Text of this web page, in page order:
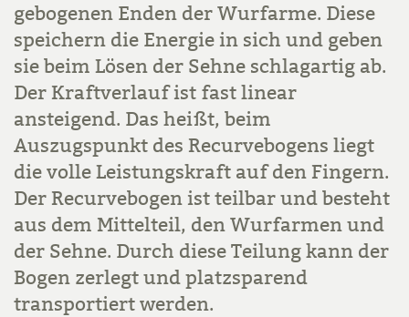
gebogenen Enden der Wurfarme. Diese
speichern die Energie in sich und geben
sie beim Lösen der Sehne schlagartig ab.
Der Kraftverlauf ist fast linear
ansteigend. Das heißt, beim
Auszugspunkt des Recurvebogens liegt
die volle Leistungskraft auf den Fingern.
Der Recurvebogen ist teilbar und besteht
aus dem Mittelteil, den Wurfarmen und
der Sehne. Durch diese Teilung kann der
Bogen zerlegt und platzsparend
transportiert werden.